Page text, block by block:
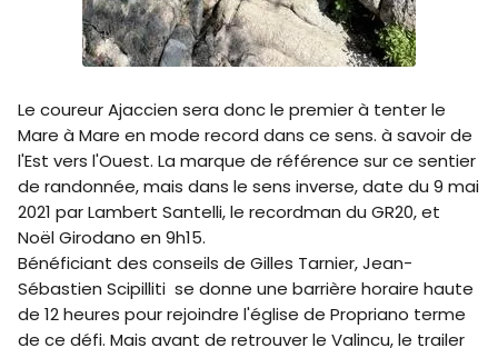
Le coureur Ajaccien sera donc le premier à tenter le
Mare à Mare en mode record dans ce sens. à savoir de
l'Est vers l'Ouest. La marque de référence sur ce sentier
de randonnée, mais dans le sens inverse, date du 9 mai
2021 par Lambert Santelli, le recordman du GR20, et
Noël Girodano en 9h15.
Bénéficiant des conseils de Gilles Tarnier, Jean-
Sébastien Scipilliti se donne une barrière horaire haute
de 12 heures pour rejoindre l'église de Propriano terme
de ce défi. Mais avant de retrouver le Valincu, le trailer